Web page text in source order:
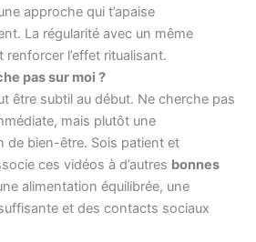
approche qui t’apaise
La régularité avec un même
renforcer l’effet ritualisant.
pas sur moi ?
être subtil au début. Ne cherche pas
mais plutôt une
de bien-être. Sois patient et
ces vidéos à d’autres bonnes
alimentation équilibrée, une
et des contacts sociaux